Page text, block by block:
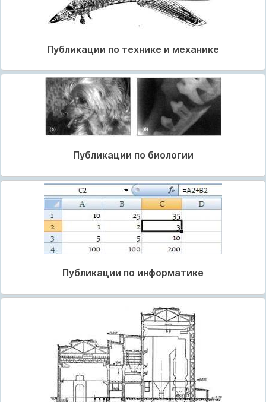
Публикации по технике и механике
Публикации по биологии
Публикации по информатике